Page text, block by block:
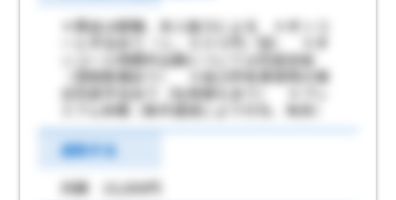
＊賃金は経験、本人能力による ＊オンコ
ール手当あり（１，０００円／回） ＊オ
ンコール時間外出勤については別途支給
（深夜割増あり） ＊自己所有車使用の場
合別途手当あり（社用車もあり） ＊プレ
ミアム休暇（条件達成により付与、有休）
通勤手当
月額 10,000円